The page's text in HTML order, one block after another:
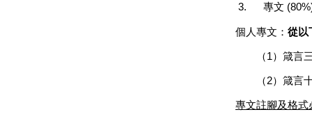
3. 專文
個人專文： 從以
（1）箴言
（2）箴言
專文註腳及格式